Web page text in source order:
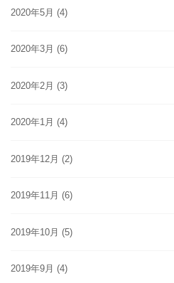
2020年5月 (4)
2020年3月 (6)
2020年2月 (3)
2020年1月 (4)
2019年12月 (2)
2019年11月 (6)
2019年10月 (5)
2019年9月 (4)